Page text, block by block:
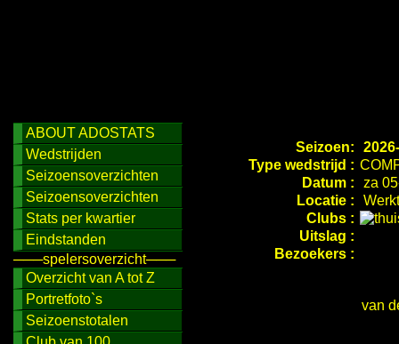
ABOUT ADOSTATS
Wedstrijden
Seizoensoverzichten
Seizoensoverzichten
Stats per kwartier
Eindstanden
───spelersoverzicht───
Overzicht van A tot Z
Portretfoto`s
Seizoenstotalen
Seizoen:
Type wedstrijd :
Datum :
za
Locatie :
Clubs :
Uitslag :
Bezoekers :
van